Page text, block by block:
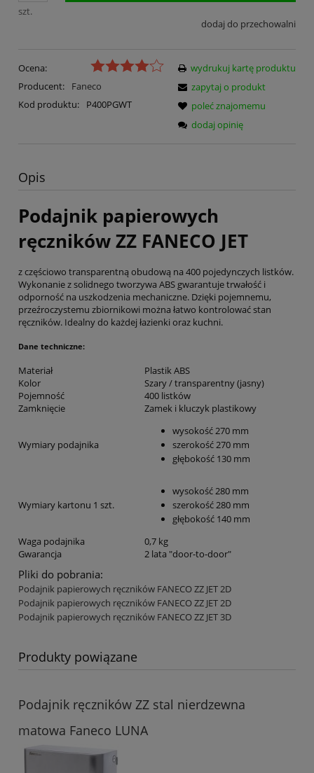
szt.
dodaj do przechowalni
Ocena:
Producent:
Faneco
Kod produktu:
P400PGWT
wydrukuj kartę produktu
zapytaj o produkt
poleć znajomemu
dodaj opinię
Opis
Podajnik papierowych
ręczników ZZ FANECO JET
z częściowo transparentną obudową na 400 pojedynczych listków.
Wykonanie z solidnego tworzywa ABS gwarantuje trwałość i
odporność na uszkodzenia mechaniczne. Dzięki pojemnemu,
przeźroczystemu zbiornikowi można łatwo kontrolować stan
ręczników. Idealny do każdej łazienki oraz kuchni.
Dane techniczne:
Materiał
Plastik ABS
Kolor
Szary / transparentny (jasny)
Pojemność
400 listków
Zamknięcie
Zamek i kluczyk plastikowy
Wymiary podajnika
wysokość 270 mm
szerokość 270 mm
głębokość 130 mm
Wymiary kartonu 1 szt.
wysokość 280 mm
szerokość 280 mm
głębokość 140 mm
Waga podajnika
0,7 kg
Gwarancja
2 lata "door-to-door"
Pliki do pobrania:
Podajnik papierowych ręczników FANECO ZZ JET 2D
Podajnik papierowych ręczników FANECO ZZ JET 2D
Podajnik papierowych ręczników FANECO ZZ JET 3D
Produkty powiązane
Podajnik ręczników ZZ stal nierdzewna
matowa Faneco LUNA